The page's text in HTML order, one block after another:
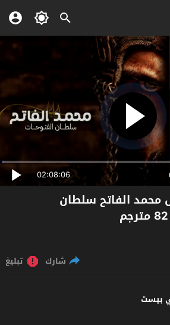
02:08:06
الفاتح سلطان
شارك تبليغ
بيست